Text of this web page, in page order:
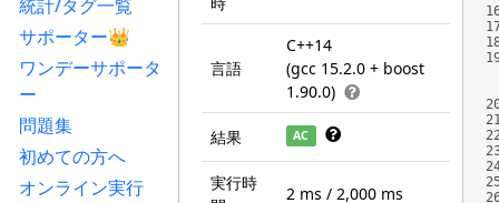
統計/タグ一覧
サポーター👑
ワンデーサポータ
ー
問題集
初めての方へ
オンライン実行
言語
C++14
(gcc 15.2.0 + boost
1.90.0)
結果 AC
実行時
2 ms / 2,000 ms